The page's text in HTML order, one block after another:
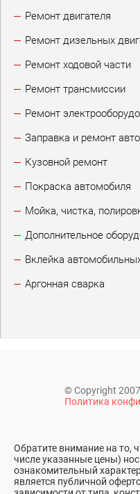
Ремонт двигателя
Ремонт дизельных
Ремонт ходовой части
Ремонт трансмиссии
Ремонт
Заправка и ремонт
Кузовной ремонт
Покраска автомобиля
Мойка, чистка,
Дополнительное
Вклейка
Аргонная сварка
© Copyright
Политика
Обратите внимание на то,
числе указанные цены)
ознакомительный
является публичной